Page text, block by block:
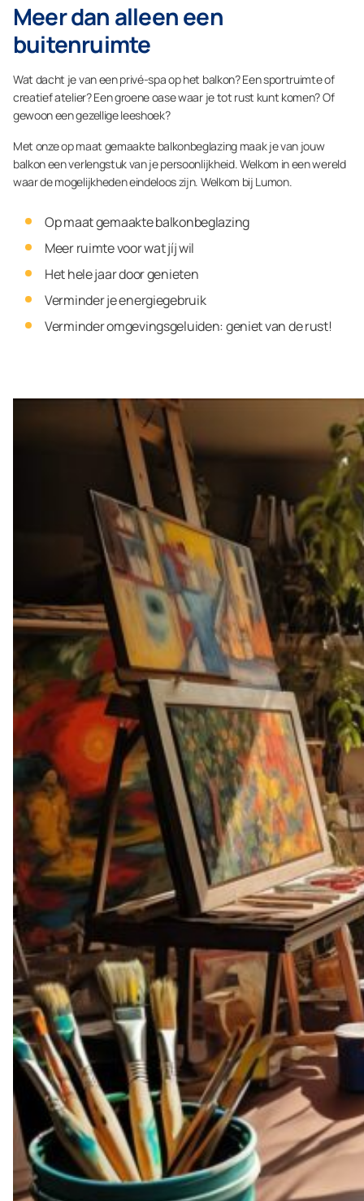
Meer dan alleen een
buitenruimte
Wat dacht je van een privé-spa op het balkon? Een sportruimte of
creatief atelier? Een groene oase waar je tot rust kunt komen? Of
gewoon een gezellige leeshoek?
Met onze op maat gemaakte balkonbeglazing maak je van jouw
balkon een verlengstuk van je persoonlijkheid. Welkom in een wereld
waar de mogelijkheden eindeloos zijn. Welkom bij Lumon.
Op maat gemaakte balkonbeglazing
Meer ruimte voor wat jíj wil
Het hele jaar door genieten
Verminder je energiegebruik
Verminder omgevingsgeluiden: geniet van de rust!